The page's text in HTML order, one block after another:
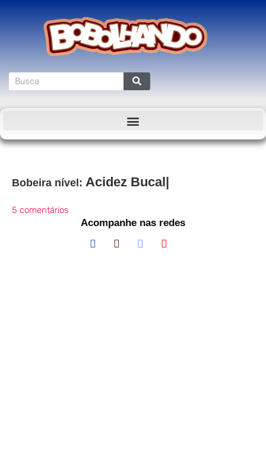
Bobeira nível: Acidez Bucal
5 comentários
Acompanhe nas redes